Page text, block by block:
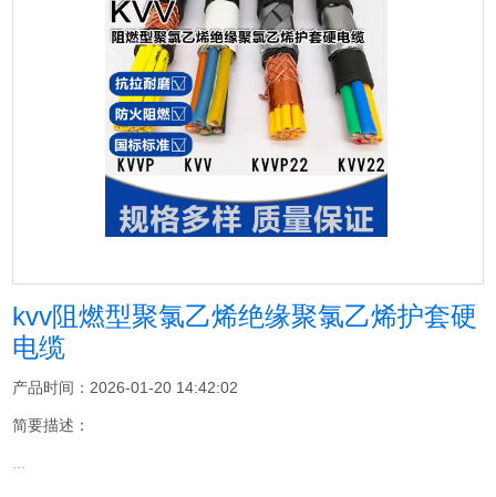
kvv阻燃型聚氯乙烯绝缘聚氯乙烯护套硬
电缆
产品时间：2026-01-20 14:42:02
简要描述：
...